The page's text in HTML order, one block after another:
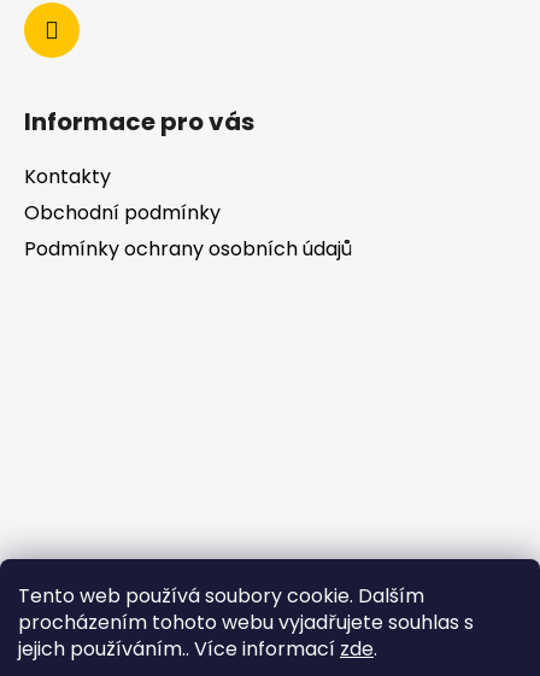
Tento web používá soubory cookie. Dalším
procházením tohoto webu vyjadřujete souhlas s
jejich používáním.. Více informací zde.
Informace pro vás
Kontakty
Obchodní podmínky
Podmínky ochrany osobních údajů